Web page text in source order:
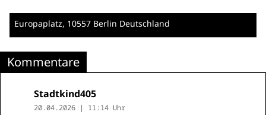
Europaplatz, 10557 Berlin Deutschland
Kommentare
Stadtkind405
20.04.2026 | 11:14 Uhr